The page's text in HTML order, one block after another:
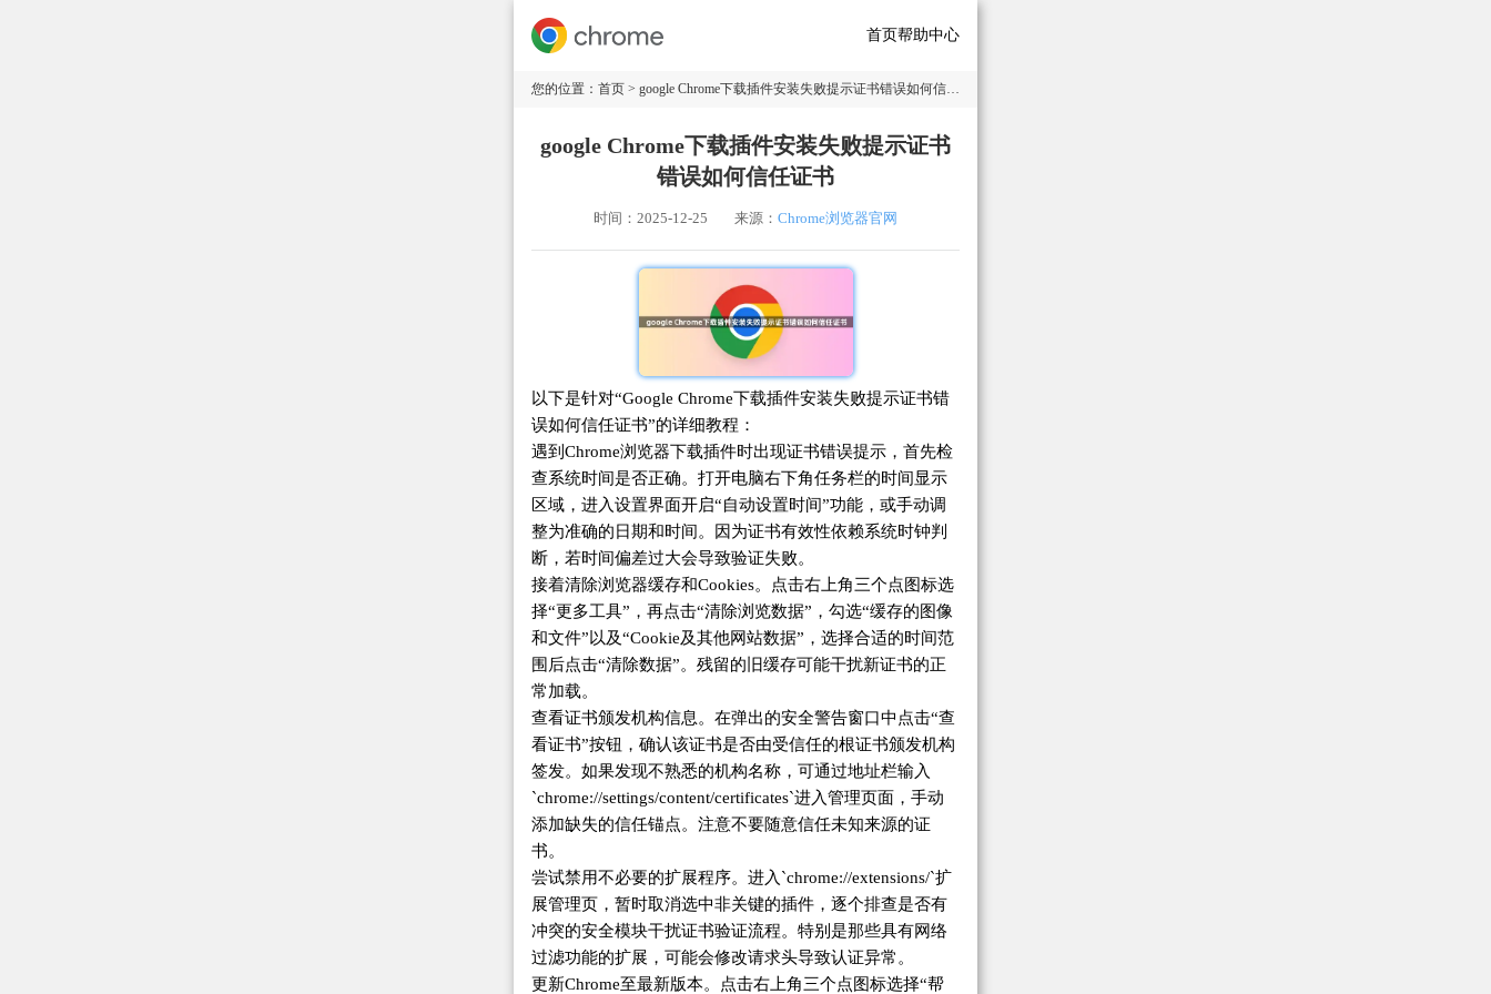
首页帮助中心
您的位置： 首页 > google Chrome下载插件安装失败提示证书错误如何信任证书
google Chrome下载插件安装失败提示证书
错误如何信任证书
时间：2025-12-25 来源： Chrome浏览器官网
以下是针对“Google Chrome下载插件安装失败提示证书错
误如何信任证书”的详细教程：
遇到Chrome浏览器下载插件时出现证书错误提示，首先检
查系统时间是否正确。打开电脑右下角任务栏的时间显示
区域，进入设置界面开启“自动设置时间”功能，或手动调
整为准确的日期和时间。因为证书有效性依赖系统时钟判
断，若时间偏差过大会导致验证失败。
接着清除浏览器缓存和Cookies。点击右上角三个点图标选
择“更多工具”，再点击“清除浏览数据”，勾选“缓存的图像
和文件”以及“Cookie及其他网站数据”，选择合适的时间范
围后点击“清除数据”。残留的旧缓存可能干扰新证书的正
常加载。
查看证书颁发机构信息。在弹出的安全警告窗口中点击“查
看证书”按钮，确认该证书是否由受信任的根证书颁发机构
签发。如果发现不熟悉的机构名称，可通过地址栏输入
`chrome://settings/content/certificates`进入管理页面，手动
添加缺失的信任锚点。注意不要随意信任未知来源的证
书。
尝试禁用不必要的扩展程序。进入`chrome://extensions/`扩
展管理页，暂时取消选中非关键的插件，逐个排查是否有
冲突的安全模块干扰证书验证流程。特别是那些具有网络
过滤功能的扩展，可能会修改请求头导致认证异常。
更新Chrome至最新版本。点击右上角三个点图标选择“帮